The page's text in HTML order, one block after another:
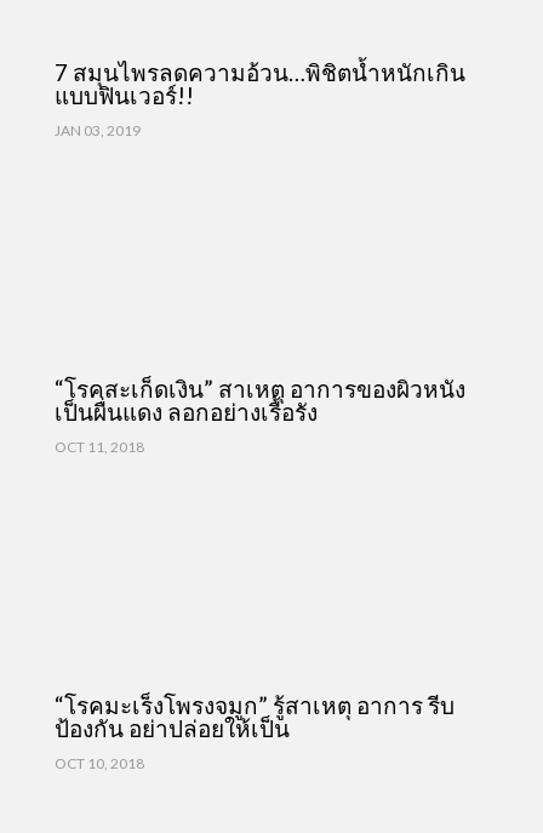
7 สมุนไพรลดความอ้วน…พิชิตน้ำหนักเกิน
แบบฟินเวอร์!!
JAN 03, 2019
“โรคสะเก็ดเงิน” สาเหตุ อาการของผิวหนัง
เป็นผื่นแดง ลอกอย่างเรื้อรัง
OCT 11, 2018
“โรคมะเร็งโพรงจมูก” รู้สาเหตุ อาการ รีบ
ป้องกัน อย่าปล่อยให้เป็น
OCT 10, 2018